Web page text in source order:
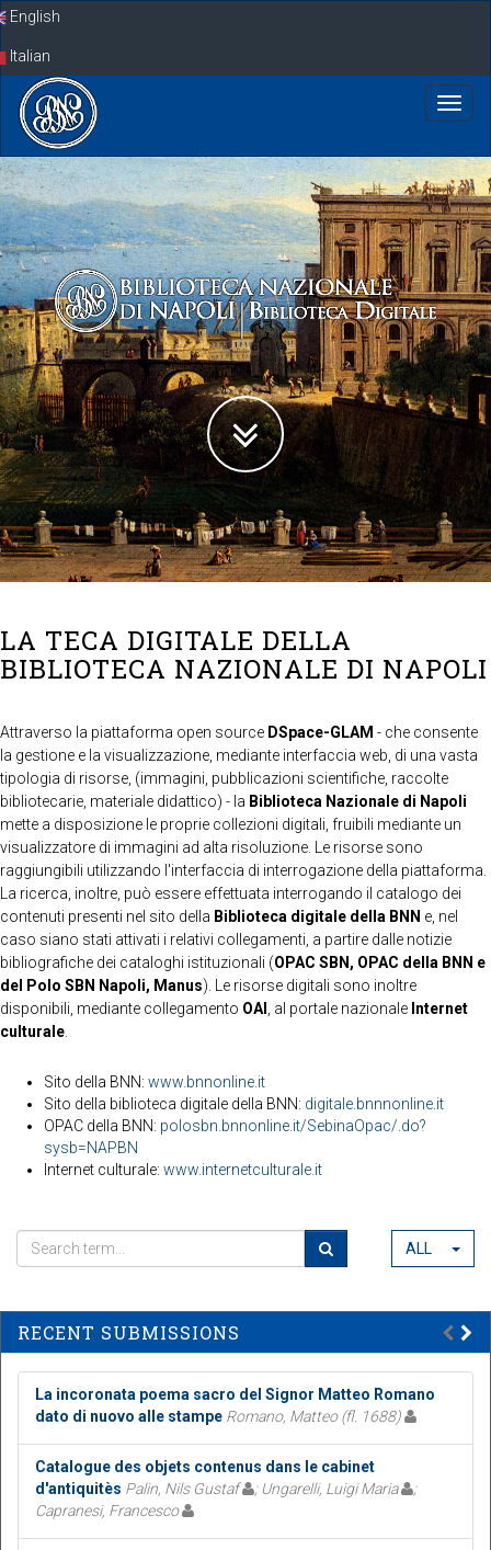
SkipEnglish
Italian
LA TECA DIGITALE DELLA
BIBLIOTECA NAZIONALE DI NAPOLI
Attraverso la piattaforma open source DSpace-GLAM - che consente
la gestione e la visualizzazione, mediante interfaccia web, di una vasta
tipologia di risorse, (immagini, pubblicazioni scientifiche, raccolte
bibliotecarie, materiale didattico) - la Biblioteca Nazionale di Napoli
mette a disposizione le proprie collezioni digitali, fruibili mediante un
visualizzatore di immagini ad alta risoluzione. Le risorse sono
raggiungibili utilizzando l'interfaccia di interrogazione della piattaforma.
La ricerca, inoltre, può essere effettuata interrogando il catalogo dei
contenuti presenti nel sito della Biblioteca digitale della BNN e, nel
caso siano stati attivati i relativi collegamenti, a partire dalle notizie
bibliografiche dei cataloghi istituzionali (OPAC SBN, OPAC della BNN e
del Polo SBN Napoli, Manus). Le risorse digitali sono inoltre
disponibili, mediante collegamento OAI , al portale nazionale Internet
culturale
Sito della BNN: www.bnnonline.it
Sito della biblioteca digitale della BNN: digitale.bnnnonline.it
OPAC della BNN: polosbn.bnnonline.it/SebinaOpac/.do?
sysb=NAPBN
Internet culturale: www.internetculturale.it
ALL
RECENT SUBMISSIONS
La incoronata poema sacro del Signor Matteo Romano
dato di nuovo alle stampe Romano, Matteo (fl. 1688)
Catalogue des objets contenus dans le cabinet
d'antiquitès Palin, Nils Gustaf ; Ungarelli, Luigi Maria
;
Capranesi, Francesco